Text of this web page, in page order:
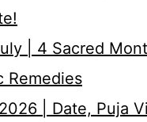
| 4 Sacred
Remedies
| Date, Puja